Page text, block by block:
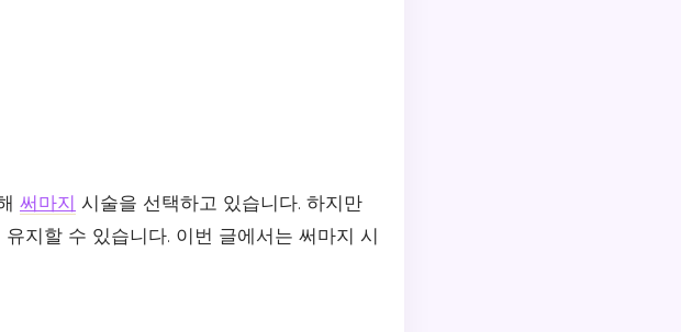
써마지 시술을 선택하고 있습니다. 하지만
지할 수 있습니다. 이번 글에서는 써마지 시